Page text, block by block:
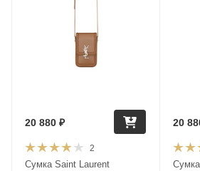
2
Сумка Saint Laurent
20 880 ₽ 20